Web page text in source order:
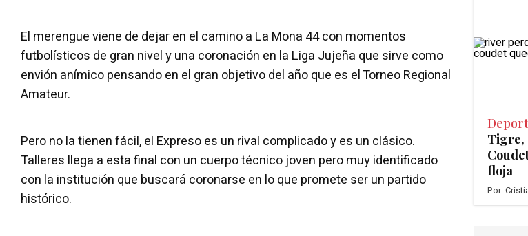
El merengue viene de dejar en el camino a La Mona 44 con momentos
futbolísticos de gran nivel y una coronación en la Liga Jujeña que sirve como
envión anímico pensando en el gran objetivo del año que es el Torneo Regional
Amateur.
Pero no la tienen fácil, el Expreso es un rival complicado y es un clásico.
Talleres llega a esta final con un cuerpo técnico joven pero muy identificado
con la institución que buscará coronarse en lo que promete ser un partido
histórico.
Tigre,
floja
Por